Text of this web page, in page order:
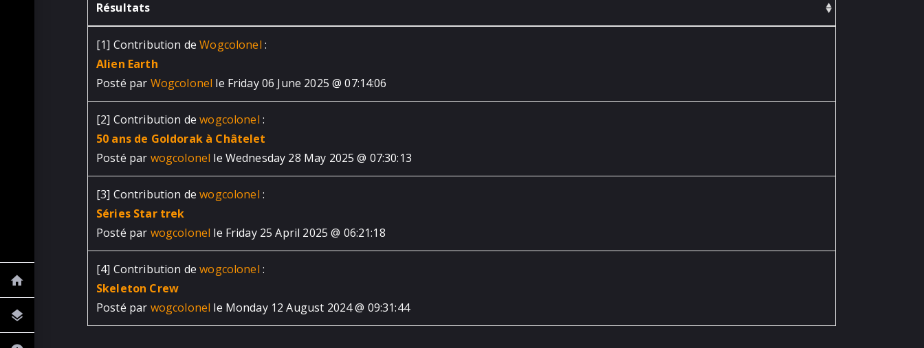
Résultats
[1] Contribution deWogcolonel :
Alien Earth
Posté par Wogcolonel le Friday 06 June 2025 @ 07:14:06
[2] Contribution dewogcolonel :
50 ans de Goldorak à Châtelet
Posté par wogcolonel le Wednesday 28 May 2025 @ 07:30:13
[3] Contribution dewogcolonel :
Séries Star trek
Posté par wogcolonel le Friday 25 April 2025 @ 06:21:18
[4] Contribution dewogcolonel :
Skeleton Crew
Posté par wogcolonel le Monday 12 August 2024 @ 09:31:44